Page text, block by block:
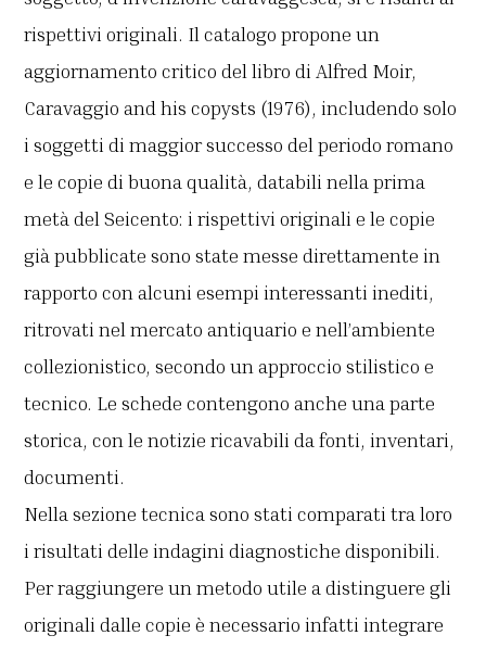
rispettivi originali. Il catalogo propone un
aggiornamento critico del libro di Alfred Moir,
Caravaggio and his copysts (1976), includendo solo
i soggetti di maggior successo del periodo romano
e le copie di buona qualità, databili nella prima
metà del Seicento: i rispettivi originali e le copie
già pubblicate sono state messe direttamente in
rapporto con alcuni esempi interessanti inediti,
ritrovati nel mercato antiquario e nell’ambiente
collezionistico, secondo un approccio stilistico e
tecnico. Le schede contengono anche una parte
storica, con le notizie ricavabili da fonti, inventari,
documenti.
Nella sezione tecnica sono stati comparati tra loro
i risultati delle indagini diagnostiche disponibili.
Per raggiungere un metodo utile a distinguere gli
originali dalle copie è necessario infatti integrare